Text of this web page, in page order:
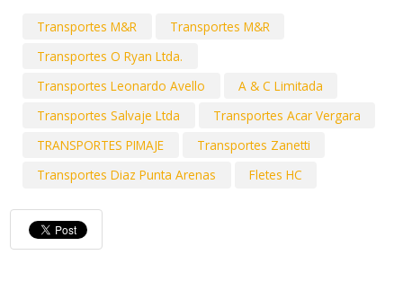
Transportes M&R
Transportes M&R
Transportes O Ryan Ltda.
Transportes Leonardo Avello
A & C Limitada
Transportes Salvaje Ltda
Transportes Acar Vergara
TRANSPORTES PIMAJE
Transportes Zanetti
Transportes Diaz Punta Arenas
Fletes HC